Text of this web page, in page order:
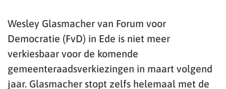
Wesley Glasmacher van Forum voor
Democratie (FvD) in Ede is niet meer
verkiesbaar voor de komende
gemeenteraadsverkiezingen in maart volgend
jaar. Glasmacher stopt zelfs helemaal met de